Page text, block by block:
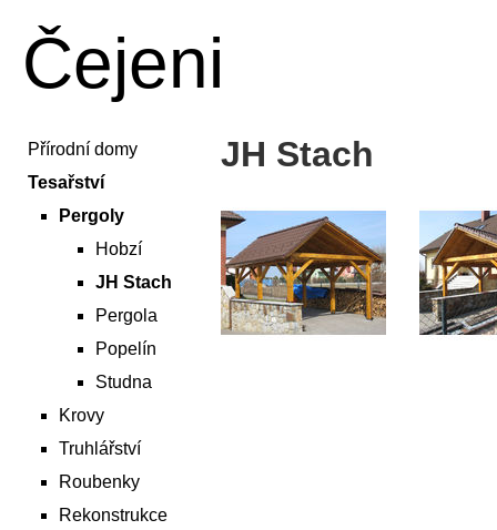
Čejeni
Přírodní domy
Tesařství
Pergoly
Hobzí
JH Stach
Pergola
Popelín
Studna
Krovy
Truhlářství
Roubenky
Rekonstrukce
JH Stach